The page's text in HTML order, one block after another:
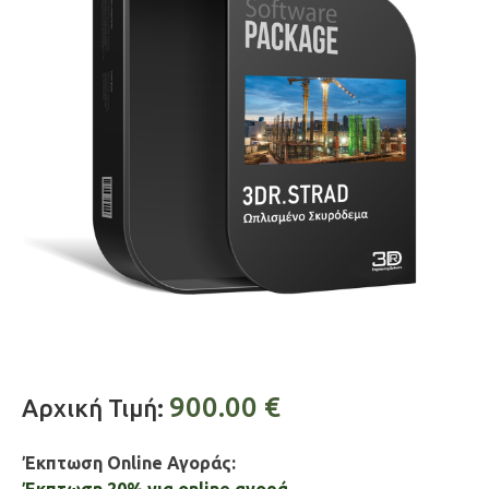
Αρχική Τιμή: 900.00 €
Έκπτωση Online Αγοράς: